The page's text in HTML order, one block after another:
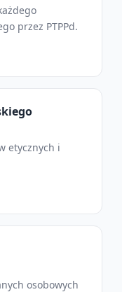
przez PTPPd.
etycznych i
osobowych